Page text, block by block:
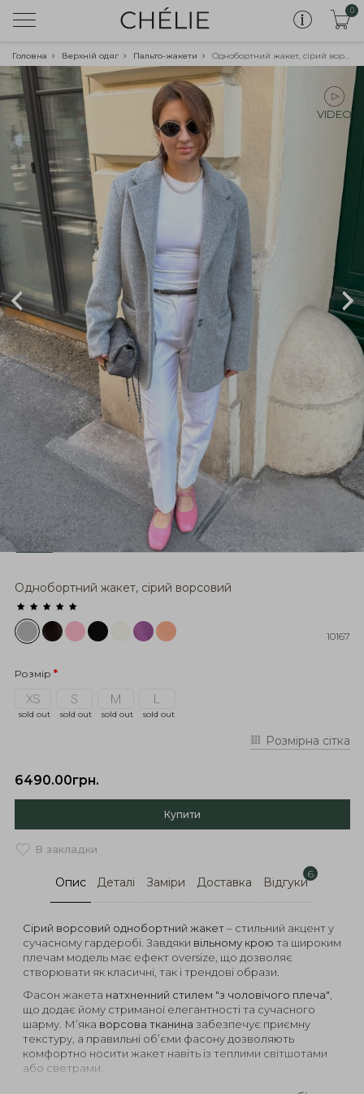
0
Головна Верхній одяг Пальто-жакети Однобортний жакет, сірий ворсовий
VIDEO
Однобортний жакет, сірий ворсовий
10167
Розмір
sold out sold out sold out sold out
Розмірна сітка
6490.00грн.
Купити
В закладки
Опис Деталі Заміри Доставка Відгуки
6
Сірий ворсовий однобортний жакет– стильний акцент у
сучасному гардеробі. Завдяки вільному крою та широким
плечам модель має ефект oversize, що дозволяє
створювати як класичні, так і трендові образи.
Фасон жакета натхненний стилем "з чоловічого плеча",
що додає йому стриманої елегантності та сучасного
шарму. М’яка ворсова тканина забезпечує приємну
текстуру, а правильні об’єми фасону дозволяють
комфортно носити жакет навіть із теплими світшотами
або светрами.